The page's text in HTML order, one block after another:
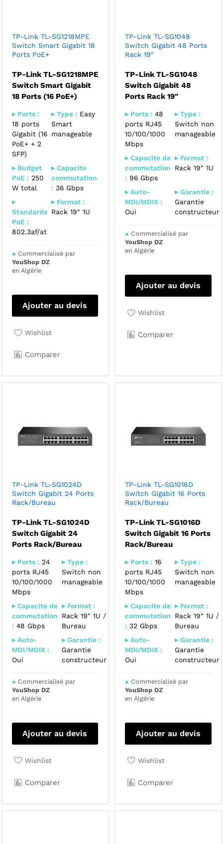
TP-Link TL-SG1218MPE
Switch Smart Gigabit 18
Ports PoE+
TP-Link TL-SG1218MPE
Switch Smart Gigabit
18 Ports (16 PoE+)
▸ Ports :
18 ports
Gigabit (16
PoE+ + 2
SFP)
▸ Type :Easy
Smart
manageable
▸ Budget
PoE :250
W total
▸ Capacite
commutation
:36 Gbps
▸
Standards
PoE :
802.3af/at
▸ Format :
Rack 19″ 1U
● Commercialisé par
YouShop DZ
en Algérie
Ajouter au devis
Wishlist
Comparer
TP-Link TL-SG1048
Switch Gigabit 48 Ports
Rack 19″
TP-Link TL-SG1048
Switch Gigabit 48
Ports Rack 19″
▸ Ports : 48
ports RJ45
10/100/1000
Mbps
▸ Type :
Switch non
manageable
▸ Capacite de
commutation
: 96 Gbps
▸ Format :
Rack 19″ 1U
▸ Auto-
MDI/MDIX :
Oui
▸ Garantie :
Garantie
constructeur
● Commercialisé par
YouShop DZ
en Algérie
Ajouter au devis
Wishlist
Comparer
TP-Link TL-SG1024D
Switch Gigabit 24 Ports
Rack/Bureau
TP-Link TL-SG1024D
Switch Gigabit 24
Ports Rack/Bureau
▸ Ports :24
ports RJ45
10/100/1000
Mbps
▸ Type :
Switch non
manageable
▸ Capacite de
commutation
:48 Gbps
▸ Format :
Rack 19″ 1U /
Bureau
▸ Auto-
MDI/MDIX :
Oui
▸ Garantie :
Garantie
constructeur
● Commercialisé par
YouShop DZ
en Algérie
Ajouter au devis
Wishlist
Comparer
TP-Link TL-SG1016D
Switch Gigabit 16 Ports
Rack/Bureau
TP-Link TL-SG1016D
Switch Gigabit 16 Ports
Rack/Bureau
▸ Ports : 16
ports RJ45
10/100/1000
Mbps
▸ Type :
Switch non
manageable
▸ Capacite de
commutation
: 32 Gbps
▸ Format :
Rack 19″ 1U /
Bureau
▸ Auto-
MDI/MDIX :
Oui
▸ Garantie :
Garantie
constructeur
● Commercialisé par
YouShop DZ
en Algérie
Ajouter au devis
Wishlist
Comparer